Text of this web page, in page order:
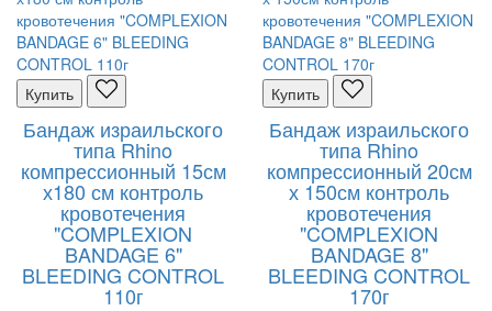
Купить
Бандаж израильского
типа Rhino
компрессионный 15см
х180 см контроль
кровотечения
"COMPLEXION
BANDAGE 6"
BLEEDING CONTROL
110г
Купить
Бандаж израильского
типа Rhino
компрессионный 20см
х 150см контроль
кровотечения
"COMPLEXION
BANDAGE 8"
BLEEDING CONTROL
170г